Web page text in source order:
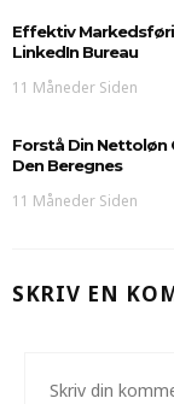
Effektiv
LinkedIn Bureau
11 Måneder Siden
Forstå Din Nettoløn
Den Beregnes
11 Måneder Siden
SKRIV EN